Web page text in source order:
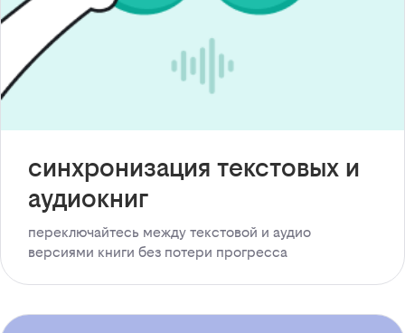
синхронизация текстовых и
аудиокниг
переключайтесь между текстовой и аудио
версиями книги без потери прогресса